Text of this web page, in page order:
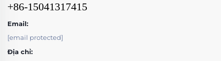
+86-15041317415
Email:
[email protected]
Địa chỉ: